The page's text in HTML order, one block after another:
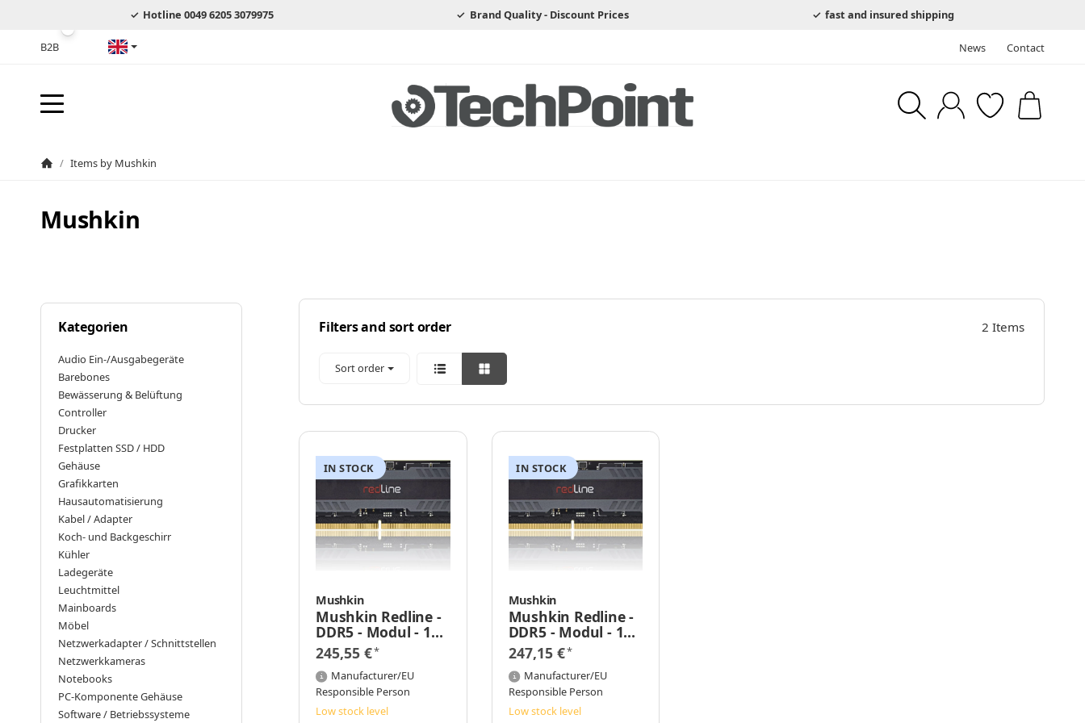
Hotline 0049 6205 3079975 Brand Quality - Discount Prices fast and insured shipping
B2B English News Contact
/ Items by Mushkin
Mushkin
Filters and sort order 2 Items
Sort order
IN STOCK
Mushkin
Mushkin Redline -
DDR5 - Modul - 16
GB - SO DIMM 262-
PIN
245,55 €*
Manufacturer/EU
Responsible Person
Low stock level
IN STOCK
Mushkin
Mushkin Redline -
DDR5 - Modul - 16
GB - SO DIMM 262-
PIN
247,15 €*
Manufacturer/EU
Responsible Person
Low stock level
Kategorien
Audio Ein-/Ausgabegeräte
Barebones
Bewässerung & Belüftung
Controller
Drucker
Festplatten SSD / HDD
Gehäuse
Grafikkarten
Hausautomatisierung
Kabel / Adapter
Koch- und Backgeschirr
Kühler
Ladegeräte
Leuchtmittel
Mainboards
Möbel
Netzwerkadapter / Schnittstellen
Netzwerkkameras
Notebooks
PC-Komponente Gehäuse
Software / Betriebssysteme